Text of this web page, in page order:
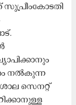
സുപ്രീംകോടതി
നൽകുന്ന
സെനറ്റ്